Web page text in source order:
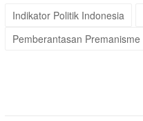
Indikator Politik Indonesia
Pemberantasan Premanisme